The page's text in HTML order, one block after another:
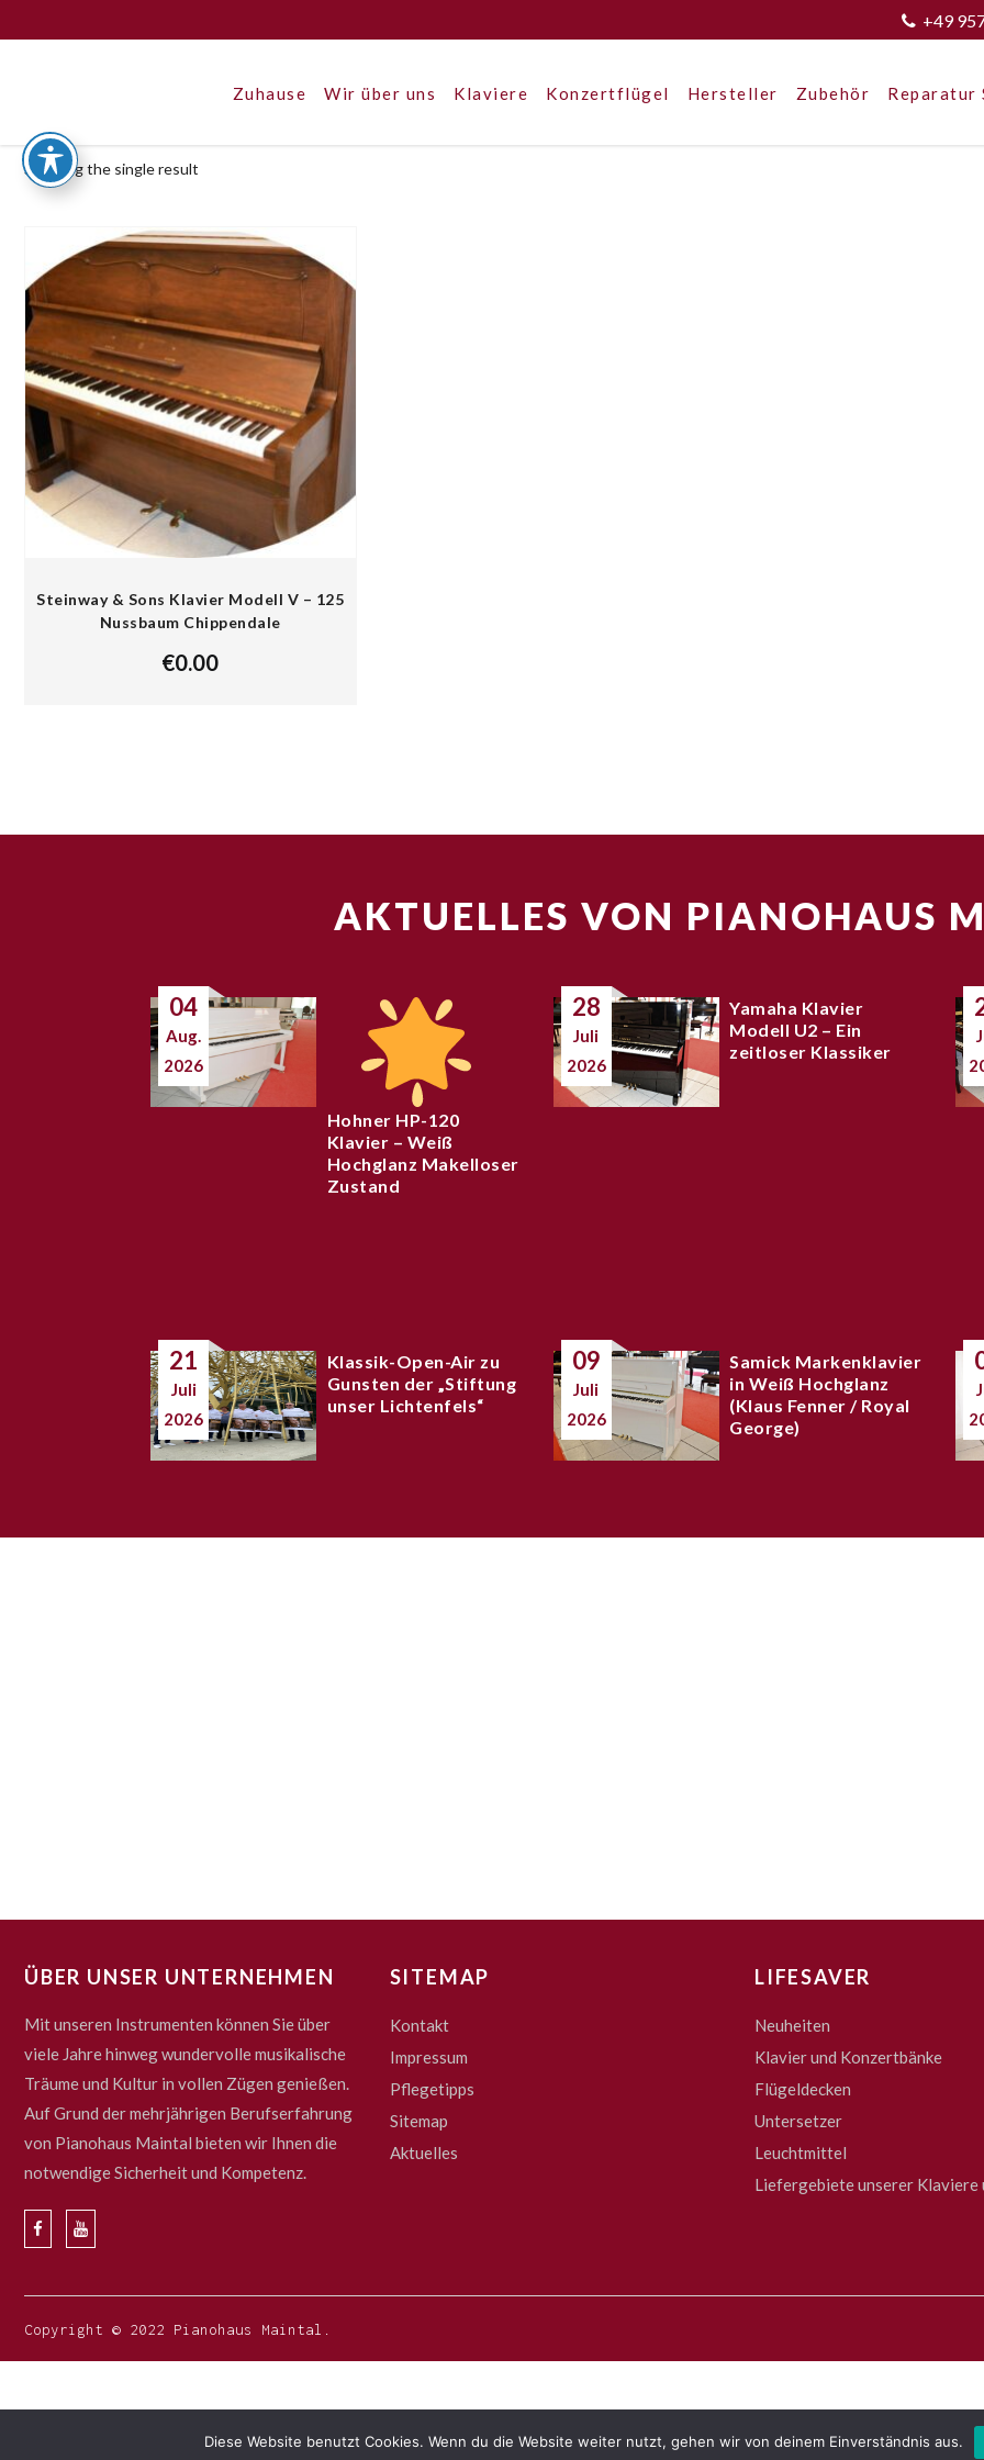
+49
Zuhause Wir über uns Klaviere Konzertflügel Hersteller Zubehör Reparatur
Showing the single result
Steinway & Sons Klavier Modell V – 125
Nussbaum Chippendale
€0.00
AKTUELLES VON PIANOHAUS
04
Aug.
2026
Hohner HP-120
Klavier – Weiß
Hochglanz Makelloser
Zustand
28
Juli
2026
Yamaha Klavier
Modell U2 – Ein
zeitloser Klassiker
21
Juli
2026
Klassik-Open-Air zu
Gunsten der „Stiftung
unser Lichtenfels“
09
Juli
2026
Samick Markenklavier
in Weiß Hochglanz
(Klaus Fenner / Royal
George)
ÜBER UNSER UNTERNEHMEN
Mit unseren Instrumenten können Sie über
viele Jahre hinweg wundervolle musikalische
Träume und Kultur in vollen Zügen genießen.
Auf Grund der mehrjährigen Berufserfahrung
von Pianohaus Maintal bieten wir Ihnen die
notwendige Sicherheit und Kompetenz.
SITEMAP
Kontakt
Impressum
Pflegetipps
Sitemap
Aktuelles
LIFESAVER
Neuheiten
Klavier und Konzertbänke
Flügeldecken
Untersetzer
Leuchtmittel
Liefergebiete unserer Klaviere
Copyright © 2022 Pianohaus Maintal.
Diese Website benutzt Cookies. Wenn du die Website weiter nutzt, gehen wir von deinem Einverständnis aus.